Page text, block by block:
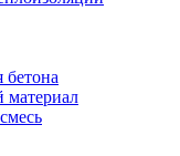
бетона
материал